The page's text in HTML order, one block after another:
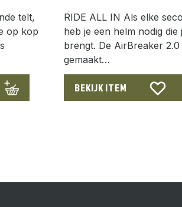
telt,
op kop
RIDE ALL IN Als elke
heb je een helm nodig die
brengt. De AirBreaker 2.0
gemaakt…
BEKIJK ITEM